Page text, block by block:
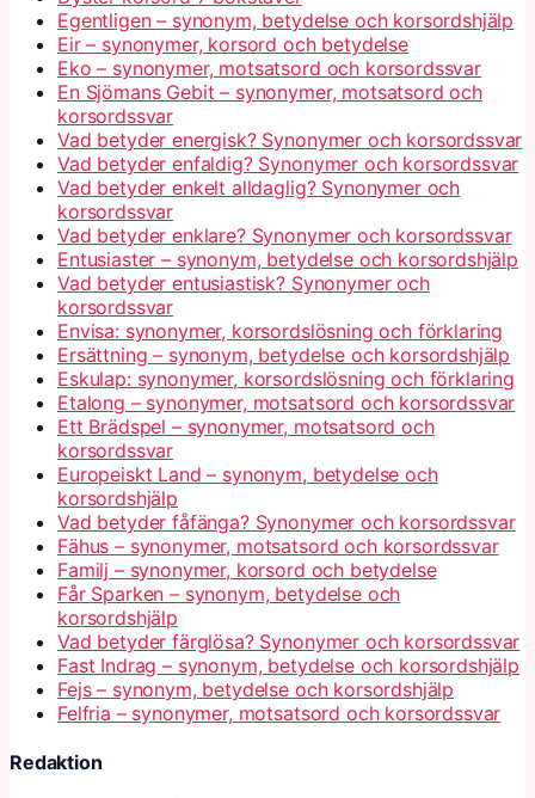
Egentligen – synonym, betydelse och korsordshjälp
Eir – synonymer, korsord och betydelse
Eko – synonymer, motsatsord och korsordssvar
En Sjömans Gebit – synonymer, motsatsord och
korsordssvar
Vad betyder energisk? Synonymer och korsordssvar
Vad betyder enfaldig? Synonymer och korsordssvar
Vad betyder enkelt alldaglig? Synonymer och
korsordssvar
Vad betyder enklare? Synonymer och korsordssvar
Entusiaster – synonym, betydelse och korsordshjälp
Vad betyder entusiastisk? Synonymer och
korsordssvar
Envisa: synonymer, korsordslösning och förklaring
Ersättning – synonym, betydelse och korsordshjälp
Eskulap: synonymer, korsordslösning och förklaring
Etalong – synonymer, motsatsord och korsordssvar
Ett Brädspel – synonymer, motsatsord och
korsordssvar
Europeiskt Land – synonym, betydelse och
korsordshjälp
Vad betyder fåfänga? Synonymer och korsordssvar
Fähus – synonymer, motsatsord och korsordssvar
Familj – synonymer, korsord och betydelse
Får Sparken – synonym, betydelse och
korsordshjälp
Vad betyder färglösa? Synonymer och korsordssvar
Fast Indrag – synonym, betydelse och korsordshjälp
Fejs – synonym, betydelse och korsordshjälp
Felfria – synonymer, motsatsord och korsordssvar
Redaktion